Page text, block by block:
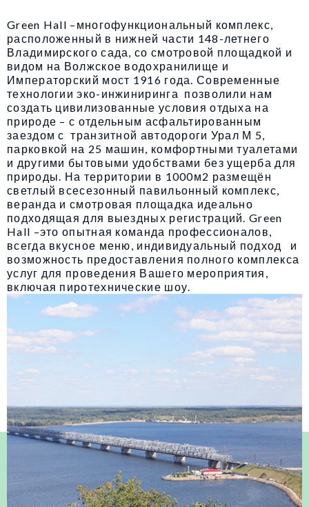
Green Hall –многофункциональный комплекс,
расположенный в нижней части 148-летнего
Владимирского сада, со смотровой площадкой и
видом на Волжское водохранилище и
Императорский мост 1916 года. Современные
технологии эко-инжиниринга позволили нам
создать цивилизованные условия отдыха на
природе – с отдельным асфальтированным
заездом с транзитной автодороги Урал М 5,
парковкой на 25 машин, комфортными туалетами
и другими бытовыми удобствами без ущерба для
природы. На территории в 1000м2 размещён
светлый всесезонный павильонный комплекс,
веранда и смотровая площадка идеально
подходящая для выездных регистраций. Green
Hall –это опытная команда профессионалов,
всегда вкусное меню, индивидуальный подход и
возможность предоставления полного комплекса
услуг для проведения Вашего мероприятия,
включая пиротехнические шоу.